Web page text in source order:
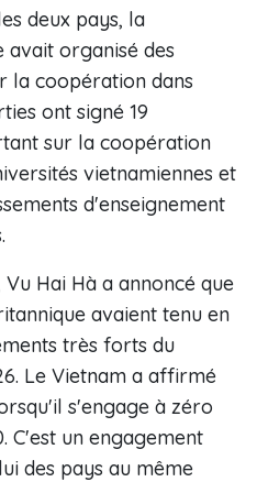
deux pays, la
avait organisé des
la coopération dans
ont signé 19
sur la coopération
vietnamiennes et
d'enseignement
Hai Hà a annoncé que
avaient tenu en
très forts du
Le Vietnam a affirmé
s'engage à zéro
C'est un engagement
des pays au même